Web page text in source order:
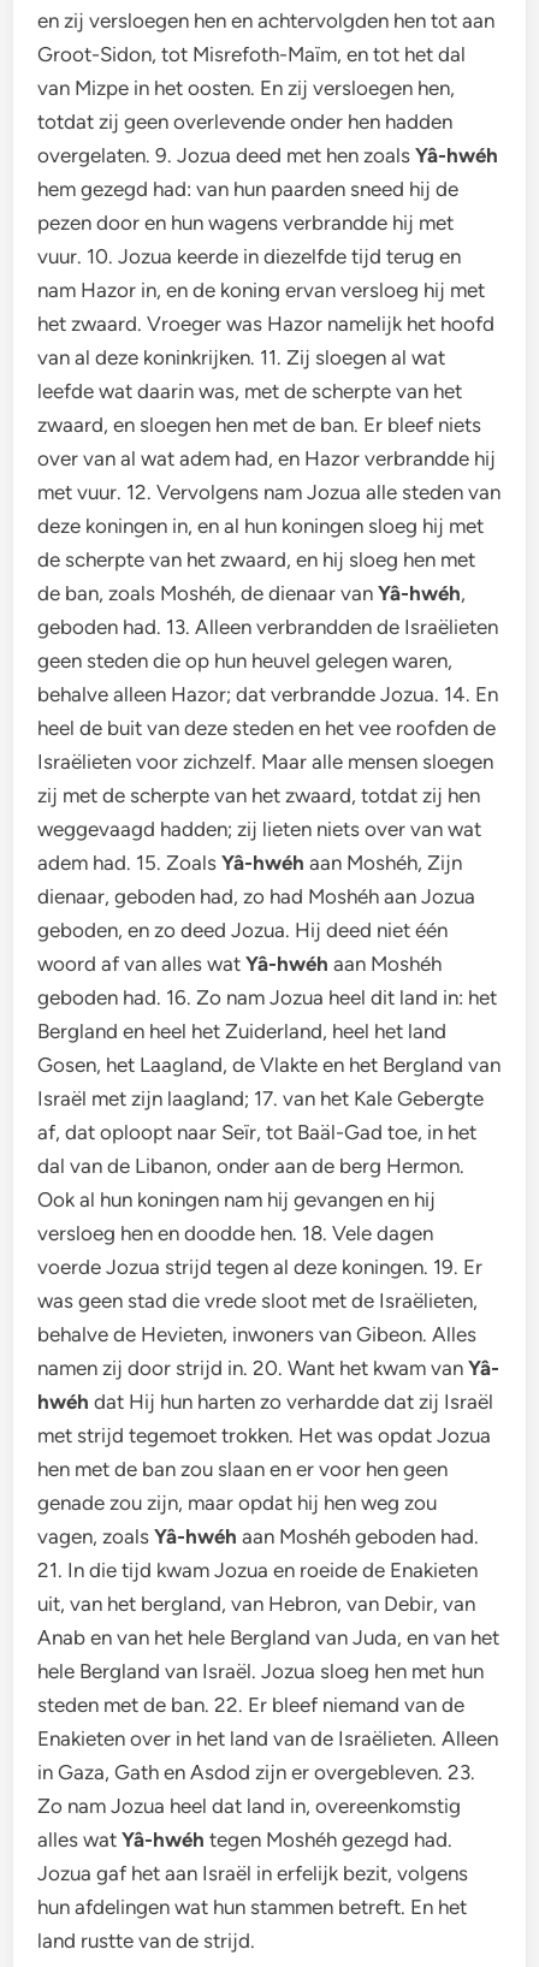
en zij versloegen hen en achtervolgden hen tot aan
Groot-Sidon, tot Misrefoth-Maïm, en tot het dal
van Mizpe in het oosten. En zij versloegen hen,
totdat zij geen overlevende onder hen hadden
overgelaten. 9. Jozua deed met hen zoalsYâ-hwéh
hem gezegd had: van hun paarden sneed hij de
pezen door en hun wagens verbrandde hij met
vuur. 10. Jozua keerde in diezelfde tijd terug en
nam Hazor in, en de koning ervan versloeg hij met
het zwaard. Vroeger was Hazor namelijk het hoofd
van al deze koninkrijken. 11. Zij sloegen al wat
leefde wat daarin was, met de scherpte van het
zwaard, en sloegen hen met de ban. Er bleef niets
over van al wat adem had, en Hazor verbrandde hij
met vuur. 12. Vervolgens nam Jozua alle steden van
deze koningen in, en al hun koningen sloeg hij met
de scherpte van het zwaard, en hij sloeg hen met
de ban, zoals Moshéh, de dienaar vanYâ-hwéh,
geboden had. 13. Alleen verbrandden de Israëlieten
geen steden die op hun heuvel gelegen waren,
behalve alleen Hazor; dat verbrandde Jozua. 14. En
heel de buit van deze steden en het vee roofden de
Israëlieten voor zichzelf. Maar alle mensen sloegen
zij met de scherpte van het zwaard, totdat zij hen
weggevaagd hadden; zij lieten niets over van wat
adem had. 15. ZoalsYâ-hwéh aan Moshéh, Zijn
dienaar, geboden had, zo had Moshéh aan Jozua
geboden, en zo deed Jozua. Hij deed niet één
woord af van alles watYâ-hwéh aan Moshéh
geboden had. 16. Zo nam Jozua heel dit land in: het
Bergland en heel het Zuiderland, heel het land
Gosen, het Laagland, de Vlakte en het Bergland van
Israël met zijn laagland; 17. van het Kale Gebergte
af, dat oploopt naar Seïr, tot Baäl-Gad toe, in het
dal van de Libanon, onder aan de berg Hermon.
Ook al hun koningen nam hij gevangen en hij
versloeg hen en doodde hen. 18. Vele dagen
voerde Jozua strijd tegen al deze koningen. 19. Er
was geen stad die vrede sloot met de Israëlieten,
behalve de Hevieten, inwoners van Gibeon. Alles
namen zij door strijd in. 20. Want het kwam vanYâ-
hwéh dat Hij hun harten zo verhardde dat zij Israël
met strijd tegemoet trokken. Het was opdat Jozua
hen met de ban zou slaan en er voor hen geen
genade zou zijn, maar opdat hij hen weg zou
vagen, zoalsYâ-hwéh aan Moshéh geboden had.
21. In die tijd kwam Jozua en roeide de Enakieten
uit, van het bergland, van Hebron, van Debir, van
Anab en van het hele Bergland van Juda, en van het
hele Bergland van Israël. Jozua sloeg hen met hun
steden met de ban. 22. Er bleef niemand van de
Enakieten over in het land van de Israëlieten. Alleen
in Gaza, Gath en Asdod zijn er overgebleven. 23.
Zo nam Jozua heel dat land in, overeenkomstig
alles watYâ-hwéh tegen Moshéh gezegd had.
Jozua gaf het aan Israël in erfelijk bezit, volgens
hun afdelingen wat hun stammen betreft. En het
land rustte van de strijd.